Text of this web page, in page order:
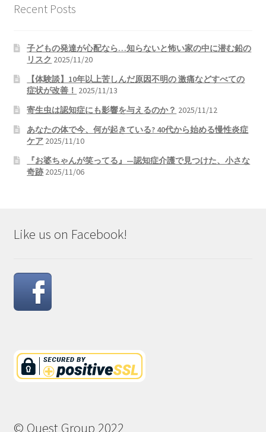
事
Recent Posts
子どもの発達が心配なら…知らないと怖い家の中に潜む鉛の
リスク 2025/11/20
【体験談】10年以上苦しんだ原因不明の 激痛などすべての
症状が改善！ 2025/11/13
寄生虫は認知症にも影響を与えるのか？ 2025/11/12
あなたの体で今、何が起きている? 40代から始める慢性炎症
ケア 2025/11/10
『お婆ちゃんが笑ってる』—認知症介護で見つけた、小さな
奇跡 2025/11/06
Like us on Facebook!
© Quest Group 2022